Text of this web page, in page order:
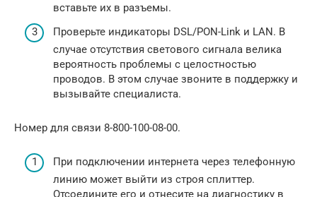
вставьте их в разъемы.
Проверьте индикаторы DSL/PON-Link и LAN. В
случае отсутствия светового сигнала велика
вероятность проблемы с целостностью
проводов. В этом случае звоните в поддержку и
вызывайте специалиста.
Номер для связи 8-800-100-08-00.
При подключении интернета через телефонную
линию может выйти из строя сплиттер.
Отсоедините его и отнесите на диагностику в